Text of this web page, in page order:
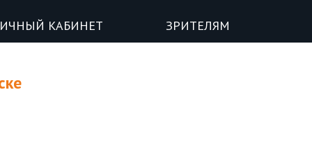
КАБИНЕТ ЗРИТЕЛЯМ